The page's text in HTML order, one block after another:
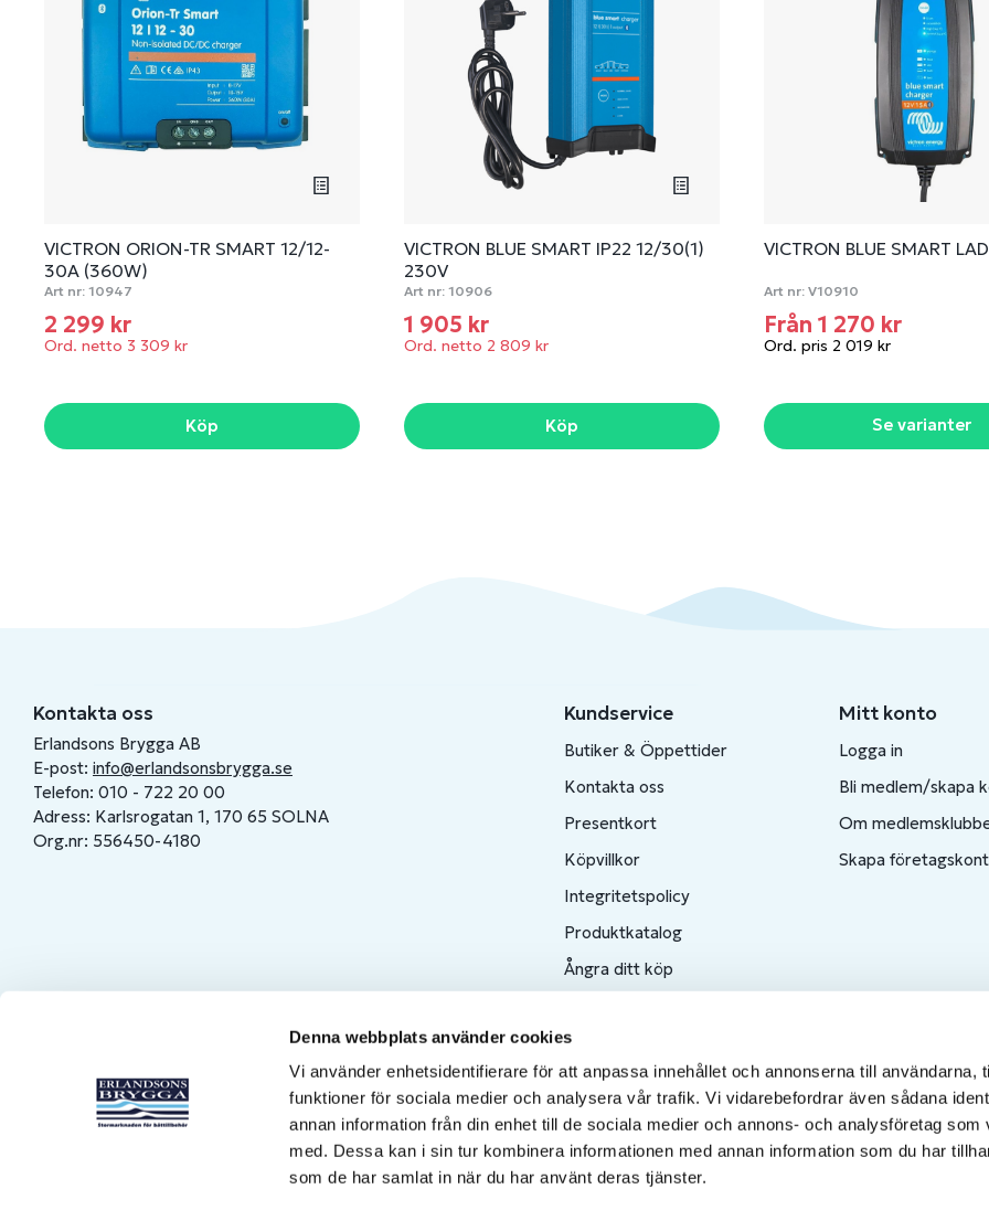
Denna webbplats använder cookies
Vi använder enhetsidentifierare för att anpassa innehållet och annonserna till användarna,
funktioner för sociala medier och analysera vår trafik. Vi vidarebefordrar även sådana
annan information från din enhet till de sociala medier och annons- och analysföretag som
med. Dessa kan i sin tur kombinera informationen med annan information som du har
som de har samlat in när du har använt deras tjänster.
VICTRON ORION-TR SMART 12/12-
30A (360W)
Art nr: 10947
2 299 kr
Ord. netto 3 309 kr
Köp
VICTRON BLUE SMART IP22 12/30(1)
230V
Art nr: 10906
1 905 kr
Ord. netto 2 809 kr
Köp
VICTRON BLUE SMART
Art nr: V10910
Från 1 270 kr
Ord. pris 2 019 kr
Se varianter
Kontakta oss
Erlandsons Brygga AB
E-post: info@erlandsonsbrygga.se
Telefon: 010 - 722 20 00
Adress: Karlsrogatan 1, 170 65 SOLNA
Org.nr: 556450-4180
Kundservice
Butiker & Öppettider
Kontakta oss
Presentkort
Köpvillkor
Integritetspolicy
Produktkatalog
Ångra ditt köp
Mitt konto
Logga in
Bli medlem/skapa
Om
Skapa